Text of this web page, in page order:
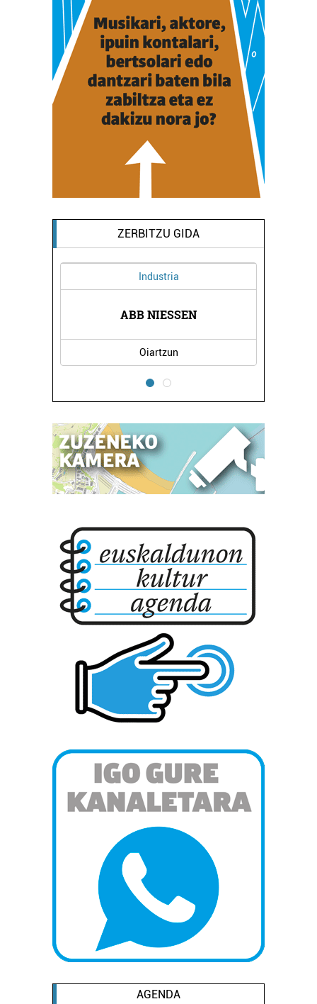
ZERBITZU GIDA
Industria
ABB NIESSEN
Oiartzun
AGENDA